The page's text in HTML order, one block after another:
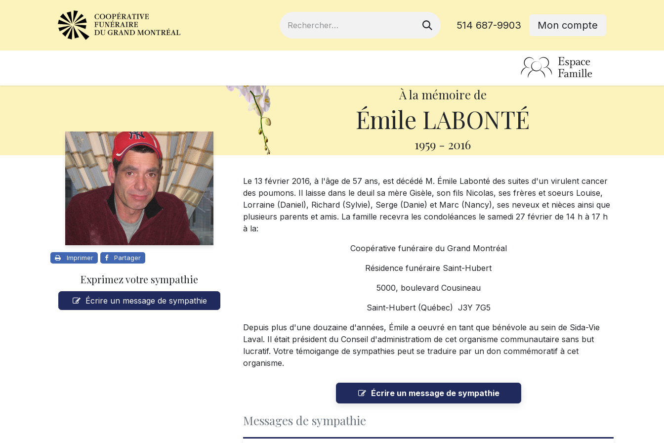
514 687-9903 Mon compte
À la mémoire de
Émile LABONTÉ
1959 - 2016
Imprimer Partager
Exprimez votre sympathie
Écrire un message de sympathie
Le 13 février 2016, à l'âge de 57 ans, est décédé M. Émile Labonté des suites d'un virulent cancer
des poumons. Il laisse dans le deuil sa mère Gisèle, son fils Nicolas, ses frères et soeurs Louise,
Lorraine (Daniel), Richard (Sylvie), Serge (Danie) et Marc (Nancy), ses neveux et nièces ainsi que
plusieurs parents et amis. La famille recevra les condoléances le samedi 27 février de 14 h à 17 h
à la:
Coopérative funéraire du Grand Montréal
Résidence funéraire Saint-Hubert
5000, boulevard Cousineau
Saint-Hubert (Québec) J3Y 7G5
Depuis plus d'une douzaine d'années, Émile a oeuvré en tant que bénévole au sein de Sida-Vie
Laval. Il était président du Conseil d'administratiom de cet organisme communautaire sans but
lucratif. Votre témoigange de sympathies peut se traduire par un don commémoratif à cet
organisme.
Écrire un message de sympathie
Messages de sympathie